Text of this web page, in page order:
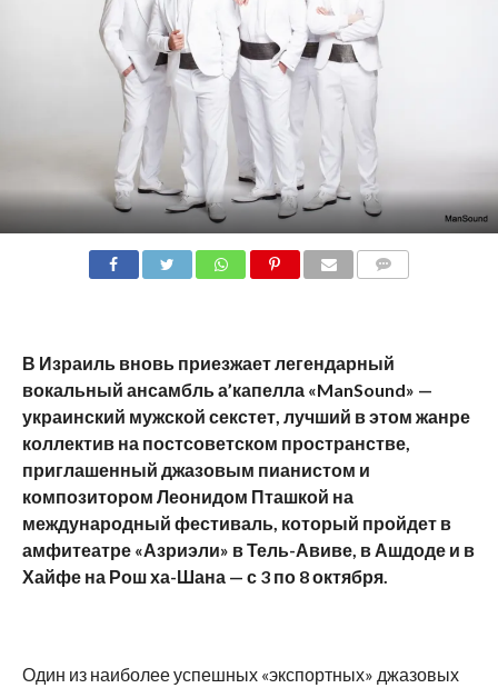
В Израиль вновь приезжает легендарный
вокальный ансамбль а’капелла «ManSound» —
украинский мужской секстет, лучший в этом жанре
коллектив на постсоветском пространстве,
приглашенный джазовым пианистом и
композитором Леонидом Пташкой на
международный фестиваль, который пройдет в
амфитеатре «Азриэли» в Тель-Авиве, в Ашдоде и в
Хайфе на Рош ха-Шана — с 3 по 8 октября.
Один из наиболее успешных «экспортных» джазовых